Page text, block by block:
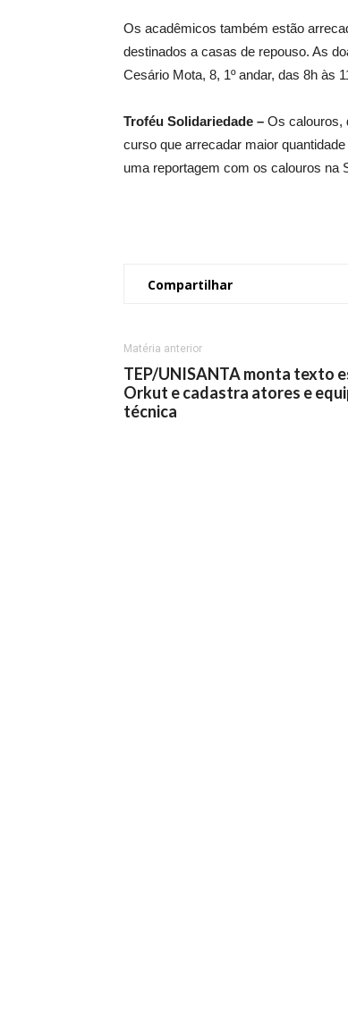
Os acadêmicos também estão
destinados a casas de repouso. As
Cesário Mota, 8, 1º andar, das 8h às
Troféu Solidariedade – Os calouros,
curso que arrecadar maior
uma reportagem com os calouros na
Compartilhar
Matéria anterior
TEP/UNISANTA monta texto
Orkut e cadastra atores e
técnica